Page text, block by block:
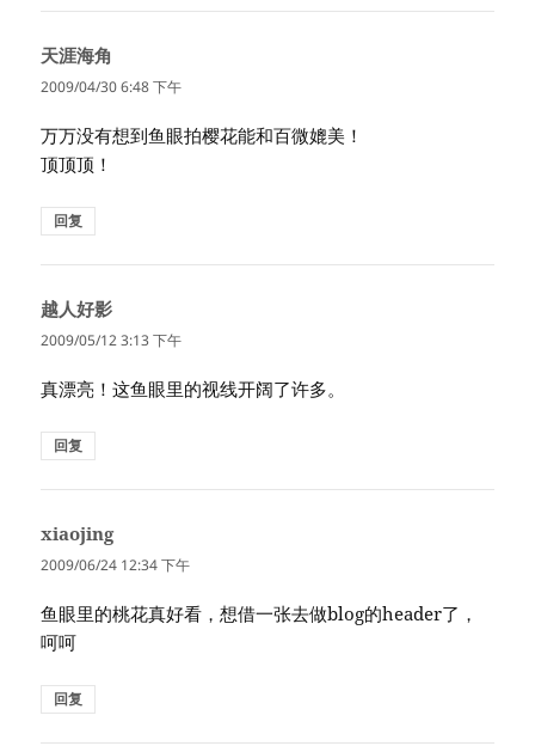
天涯海角
道：
2009/04/30 6:48 下午
万万没有想到鱼眼拍樱花能和百微媲美！
顶顶顶！
回复
越人好影
道：
2009/05/12 3:13 下午
真漂亮！这鱼眼里的视线开阔了许多。
回复
xiaojing说
道：
2009/06/24 12:34 下午
鱼眼里的桃花真好看，想借一张去做blog的header了，
呵呵
回复